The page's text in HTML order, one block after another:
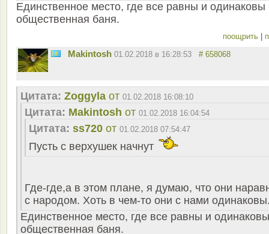
Единственное место, где все равны и одинаковы
общественная баня.
поощрить
Makintosh 01.02.2018 в 16:28:53 # 658068
Цитата: Zoggyla от 01.02.2018 16:08:10
Цитата: Makintosh от 01.02.2018 16:04:54
Цитата: ss720 от 01.02.2018 07:54:47
Пусть с верхушек начнут
Где-где,а в этом плане, я думаю, что они
с народом. Хоть в чем-то они с нами
Единственное место, где все равны и
общественная баня.